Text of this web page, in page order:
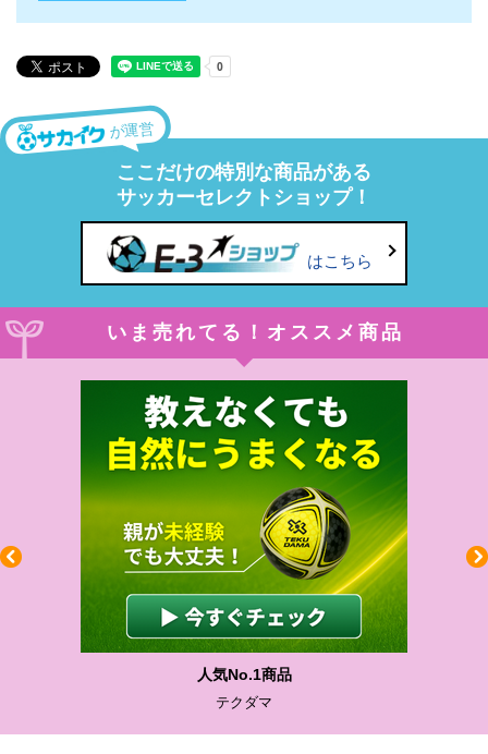
が運営
ここだけの特別な商品がある
サッカーセレクトショップ！
はこちら
いま売れてる！オススメ商品
人気No.1商品
テクダマ